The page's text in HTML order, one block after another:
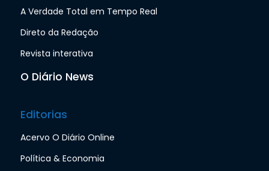
A Verdade Total em Tempo Real
Direto da Redação
Revista interativa
O Diário News
Editorias
Acervo O Diário Online
Política & Economia